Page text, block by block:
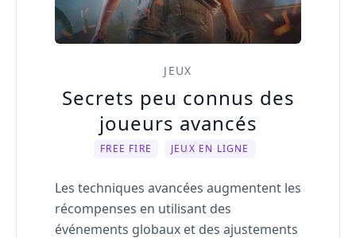
JEUX
Secrets peu connus des
joueurs avancés
FREE FIRE JEUX EN LIGNE
Les techniques avancées augmentent les
récompenses en utilisant des
événements globaux et des ajustements